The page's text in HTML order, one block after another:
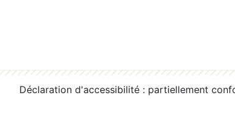
Déclaration d'accessibilité : partiellement